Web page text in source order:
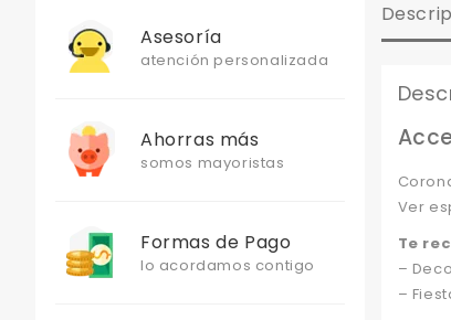
Ver
Te
–
–
Asesoría
atención personalizada
Ahorras más
somos mayoristas
Formas de Pago
lo acordamos contigo